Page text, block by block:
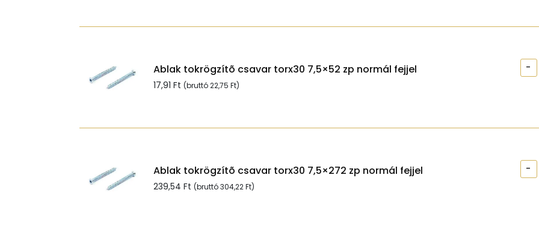
Ablak tokrögzítõ csavar torx30 7,5×52 zp normál fejjel
17,91 Ft (bruttó22,75 Ft)
-
Ablak tokrögzítõ csavar torx30 7,5×272 zp normál fejjel
239,54 Ft (bruttó304,22Ft)
-